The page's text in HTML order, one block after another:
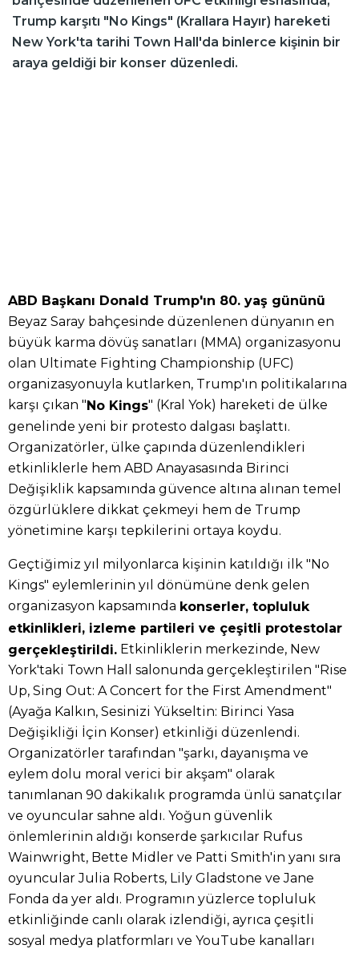
Trump karşıtı "No Kings" (Krallara Hayır) hareketi
New York'ta tarihi Town Hall'da binlerce kişinin bir
araya geldiği bir konser düzenledi.
ABD Başkanı Donald Trump'ın 80. yaş gününü
Beyaz Saray bahçesinde düzenlenen dünyanın en
büyük karma dövüş sanatları (MMA) organizasyonu
olan Ultimate Fighting Championship (UFC)
organizasyonuyla kutlarken, Trump'ın politikalarına
karşı çıkan "No Kings" (Kral Yok) hareketi de ülke
genelinde yeni bir protesto dalgası başlattı.
Organizatörler, ülke çapında düzenlendikleri
etkinliklerle hem ABD Anayasasında Birinci
Değişiklik kapsamında güvence altına alınan temel
özgürlüklere dikkat çekmeyi hem de Trump
yönetimine karşı tepkilerini ortaya koydu.
Geçtiğimiz yıl milyonlarca kişinin katıldığı ilk "No
Kings" eylemlerinin yıl dönümüne denk gelen
organizasyon kapsamında konserler, topluluk
etkinlikleri, izleme partileri ve çeşitli protestolar
gerçekleştirildi. Etkinliklerin merkezinde, New
York'taki Town Hall salonunda gerçekleştirilen "Rise
Up, Sing Out: A Concert for the First Amendment"
(Ayağa Kalkın, Sesinizi Yükseltin: Birinci Yasa
Değişikliği İçin Konser) etkinliği düzenlendi.
Organizatörler tarafından "şarkı, dayanışma ve
eylem dolu moral verici bir akşam" olarak
tanımlanan 90 dakikalık programda ünlü sanatçılar
ve oyuncular sahne aldı. Yoğun güvenlik
önlemlerinin aldığı konserde şarkıcılar Rufus
Wainwright, Bette Midler ve Patti Smith'in yanı sıra
oyuncular Julia Roberts, Lily Gladstone ve Jane
Fonda da yer aldı. Programın yüzlerce topluluk
etkinliğinde canlı olarak izlendiği, ayrıca çeşitli
sosyal medya platformları ve YouTube kanalları